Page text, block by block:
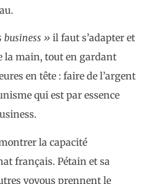
business » il faut s’adapter et
main, tout en gardant
en tête : faire de l’argent
qui est par essence
la capacité
français. Pétain et sa
voyous prennent le